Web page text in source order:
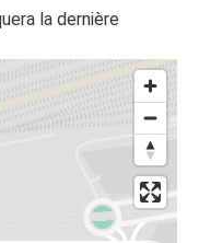
la dernière